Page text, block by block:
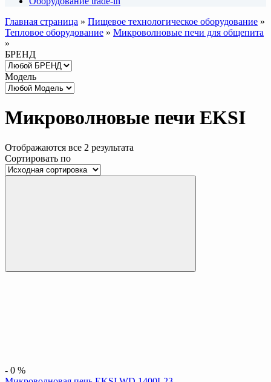
Главная страница » Пищевое технологическое оборудование »
Тепловое оборудование » Микроволновые печи для общепита
»
БРЕНД
Модель
Микроволновые печи EKSI
Отображаются все 2 результата
Сортировать по
- 0 %